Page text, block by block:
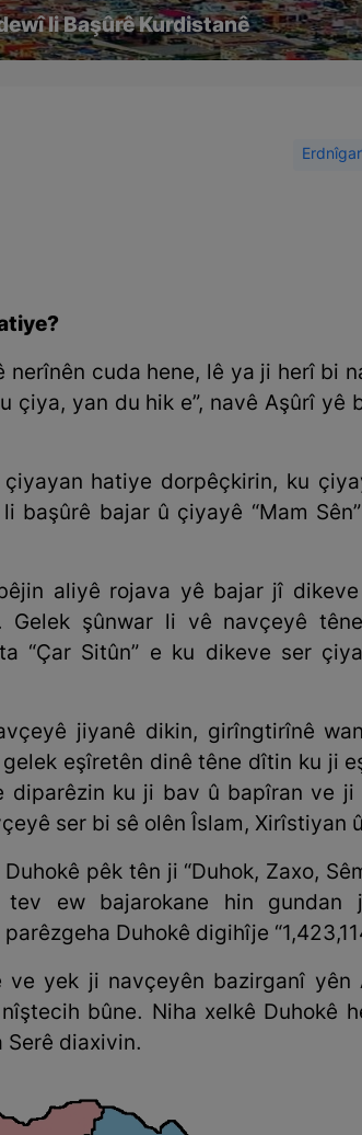
li Başûrê Kurdistanê
nerînên cuda hene, lê ya ji herî bi
çiya, yan du hik e”, navê Aşûrî yê
hatiye dorpêçkirin, ku
li başûrê bajar û çiyayê “Mam
aliyê rojava yê bajar jî
Gelek şûnwar li vê navçeyê
“Çar Sitûn” e ku dikeve ser
jiyanê dikin, girîngtirînê
gelek eşîretên dinê têne dîtin ku ji
diparêzin ku ji bav û bapîran ve
ser bi sê olên Îslam, Xirîstiyan
pêk tên ji “Duhok, Zaxo,
tev ew bajarokane hin
Duhokê digihîje
yek ji navçeyên bazirganî yên
bûne. Niha xelkê Duhokê
Serê diaxivin.